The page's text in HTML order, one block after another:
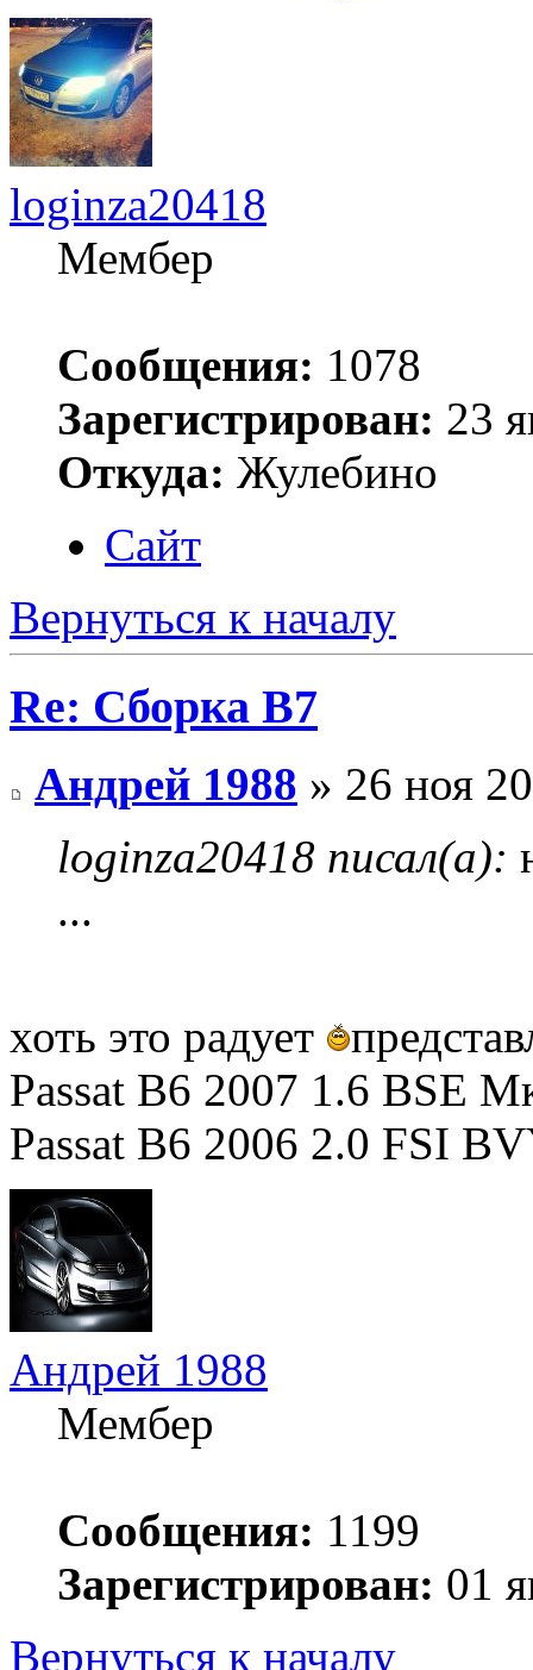
loginza20418
Мембер
Сообщения: 1078
Зарегистрирован: 23
Откуда: Жулебино
Сайт
Вернуться к началу
Re: Сборка B7
Андрей 1988 » 26 ноя
loginza20418 писал(а):
...
хоть это радует
Passat B6 2007 1.6 BSE
Passat B6 2006 2.0 FSI
Андрей 1988
Мембер
Сообщения: 1199
Зарегистрирован: 01
Вернуться к началу